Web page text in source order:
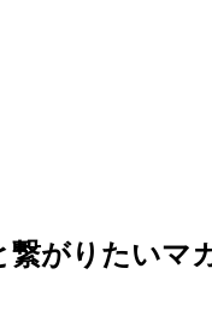
がりたいマ